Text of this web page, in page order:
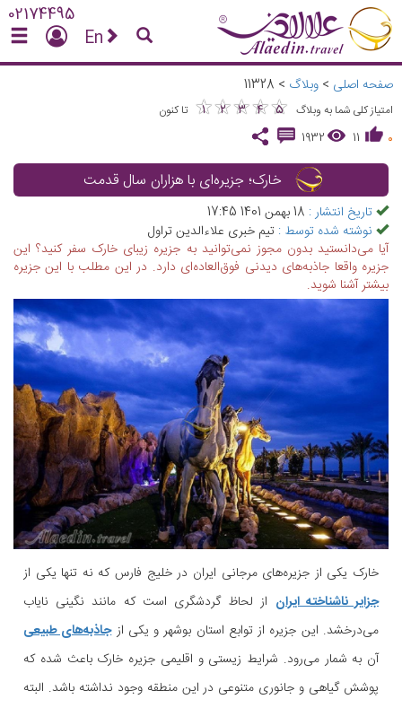
02174495
En
صفحه اصلی > وبلاگ >
11328
امتیاز کلی شما به وبلاگ ★
1 ★
2 ★
3 ★
4 ★
5
★★★★★
تا کنون
0
11
1932
خارک؛ جزیره‌ای با هزاران سال قدمت
تاریخ انتشار : 18 بهمن 1401 17:45
نوشته شده توسط : تیم خبری علاءالدین تراول
آیا می‌دانستید بدون مجوز نمی‌توانید به جزیره زیبای خارک سفر کنید؟ این
جزیره واقعا جاذبه‌های دیدنی فوق‌العاده‌ای دارد. در این مطلب با این جزیره
بیشتر آشنا شوید.
خارک یکی از جزیره‌های مرجانی ایران در خلیج فارس که نه تنها یکی از
جزایر ناشناخته ایران از لحاظ گردشگری است که مانند نگینی نایاب
می‌درخشد. این جزیره از توابع استان بوشهر و یکی ازجاذبه‌های طبیعی
آن به شمار می‌رود. شرایط زیستی و اقلیمی جزیره خارک باعث شده که
پوشش گیاهی و جانوری متنوعی در این منطقه وجود نداشته باشد. البته